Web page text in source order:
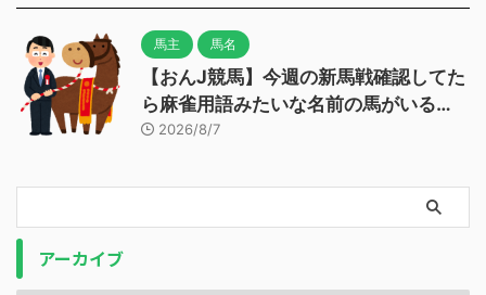
馬主 馬名
【おんJ競馬】今週の新馬戦確認してた
ら麻雀用語みたいな名前の馬がいる…
2026/8/7
アーカイブ